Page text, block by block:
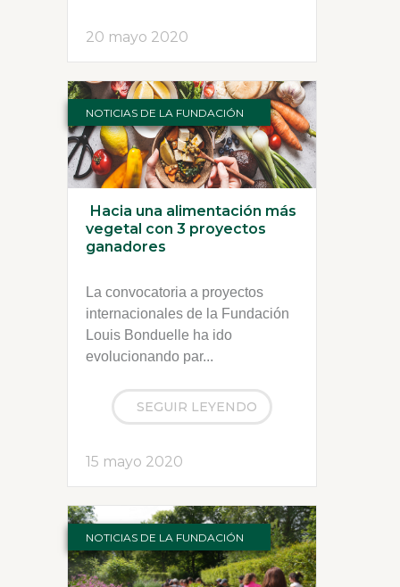
20 mayo 2020
NOTICIAS DE LA FUNDACIÓN
Hacia una alimentación más
vegetal con 3 proyectos
ganadores
La convocatoria a proyectos
internacionales de la Fundación
Louis Bonduelle ha ido
evolucionando par...
SEGUIR LEYENDO
15 mayo 2020
NOTICIAS DE LA FUNDACIÓN